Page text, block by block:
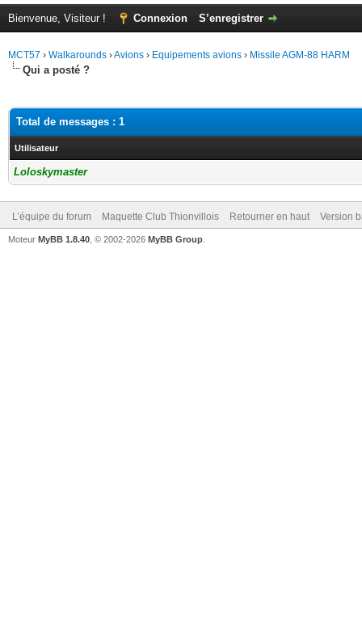
Bienvenue, Visiteur ! Connexion S’enregistrer
MCT57 › Walkarounds ›Avions › Equipements avions › Missile AGM-88 HARM
Qui a posté ?
Total de messages : 1
Utilisateur
Loloskymaster
L’équipe du forum Maquette Club Thionvillois Retourner en haut Version
Moteur MyBB 1.8.40 , © 2002-2026 MyBB Group